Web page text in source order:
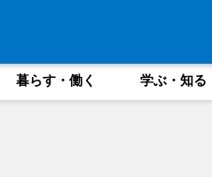
暮らす・働く 学ぶ・知る